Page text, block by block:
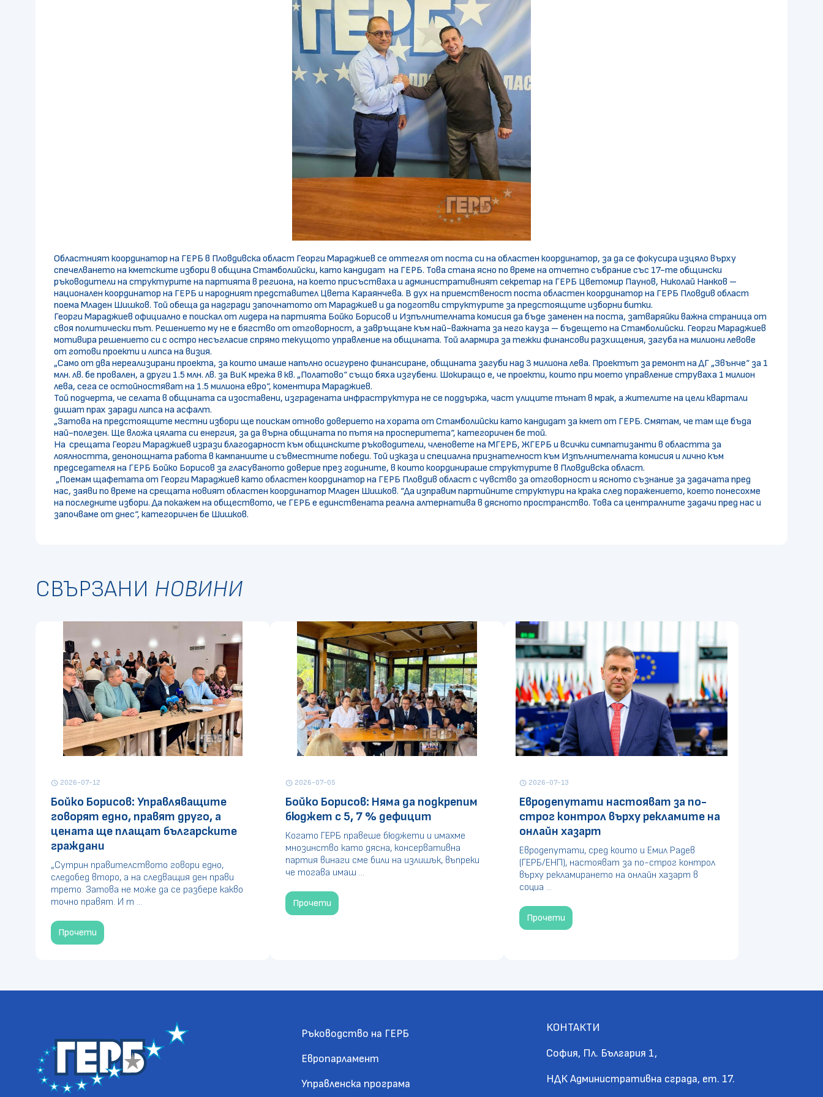
Областният координатор на ГЕРБ в Пловдивска област Георги Мараджиев се оттегля от поста си на областен координатор, за да се фокусира изцяло върху
спечелването на кметските избори в община Стамболийски, като кандидат на ГЕРБ. Това стана ясно по време на отчетно събрание със 17-те общински
ръководители на структурите на партията в региона, на което присъстваха и административният секретар на ГЕРБ Цветомир Паунов, Николай Нанков –
национален координатор на ГЕРБ и народният представител Цвета Караянчева. В дух на приемственост поста областен координатор на ГЕРБ Пловдив област
поема Младен Шишков. Той обеща да надгради започнатото от Мараджиев и да подготви структурите за предстоящите изборни битки.
Георги Мараджиев официално е поискал от лидера на партията Бойко Борисов и Изпълнителната комисия да бъде заменен на поста, затваряйки важна страница от
своя политически път. Решението му не е бягство от отговорност, а завръщане към най-важната за него кауза – бъдещето на Стамболийски. Георги Мараджиев
мотивира решението си с остро несъгласие спрямо текущото управление на общината. Той алармира за тежки финансови разхищения, загуба на милиони левове
от готови проекти и липса на визия.
„Само от два нереализирани проекта, за които имаше напълно осигурено финансиране, общината загуби над 3 милиона лева. Проектът за ремонт на ДГ „Звънче“ за 1
млн. лв. бе провален, а други 1.5 млн. лв. за ВиК мрежа в кв. „Полатово“ също бяха изгубени. Шокиращо е, че проекти, които при моето управление струваха 1 милион
лева, сега се остойностяват на 1.5 милиона евро“, коментира Мараджиев.
Той подчерта, че селата в общината са изоставени, изградената инфраструктура не се поддържа, част улиците тънат в мрак, а жителите на цели квартали
дишат прах заради липса на асфалт.
„Затова на предстоящите местни избори ще поискам отново доверието на хората от Стамболийски като кандидат за кмет от ГЕРБ. Смятам, че там ще бъда
най-полезен. Ще вложа цялата си енергия, за да върна общината по пътя на просперитета“, категоричен бе той.
На срещата Георги Мараджиев изрази благодарност към общинските ръководители, членовете на МГЕРБ, ЖГЕРБ и всички симпатизанти в областта за
лоялността, денонощната работа в кампаниите и съвместните победи. Той изказа и специална признателност към Изпълнителната комисия и лично към
председателя на ГЕРБ Бойко Борисов за гласуваното доверие през годините, в които координираше структурите в Пловдивска област.
„Поемам щафетата от Георги Мараджиев като областен координатор на ГЕРБ Пловдив област с чувство за отговорност и ясното съзнание за задачата пред
нас, заяви по време на срещата новият областен координатор Младен Шишков. “Да изправим партийните структури на крака след поражението, което понесохме
на последните избори. Да покажем на обществото, че ГЕРБ е единствената реална алтернатива в дясното пространство. Това са централните задачи пред нас и
започваме от днес“, категоричен бе Шишков.
СВЪРЗАНИ НОВИНИ
schedule2026-07-12
Бойко Борисов: Управляващите
говорят едно, правят друго, а
цената ще плащат българските
граждани
„Сутрин правителството говори едно,
следобед второ, а на следващия ден прави
трето. Затова не може да се разбере какво
точно правят. И т ...
Прочети
schedule2026-07-05
Бойко Борисов: Няма да подкрепим
бюджет с 5, 7 % дефицит
Когато ГЕРБ правеше бюджети и имахме
мнозинство като дясна, консервативна
партия винаги сме били на излишък, въпреки
че тогава имаш ...
Прочети
schedule 2026-07-13
Евродепутати настояват за по-
строг контрол върху рекламите на
онлайн хазарт
Евродепутати, сред които и Емил Радев
(ГЕРБ/ЕНП), настояват за по-строг контрол
върху рекламирането на онлайн хазарт в
социа ...
Прочети
Ръководство на ГЕРБ
Европарламент
Управленска програма
КОНТАКТИ
София, Пл. България 1,
НДК Административна сграда, ет. 17.